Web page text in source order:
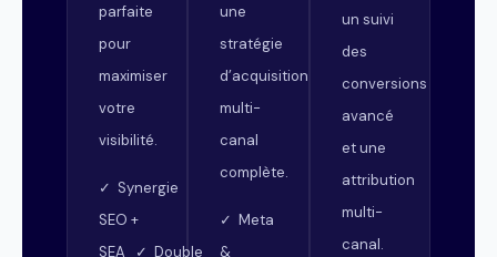
parfaite
pour
maximiser
votre
visibilité.
✓ Synergie
SEO +
SEA ✓ Double
une
stratégie
d’acquisition
multi-
canal
complète.
✓ Meta
&
un suivi
des
conversions
avancé
et une
attribution
multi-
canal.